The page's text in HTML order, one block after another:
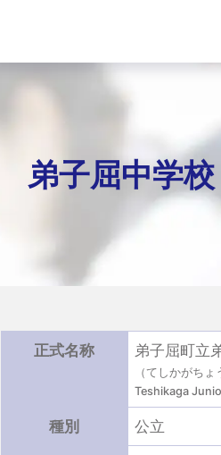
弟子屈中学校
正式名称 弟子屈町立
（てしかがち
Teshikaga
種別 公立